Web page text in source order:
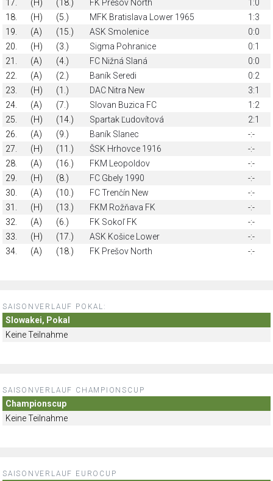
17.
(H) (18.) FK Prešov North
1:0
18.
(H) (5.) MFK Bratislava Lower 1965
1:3
19.
(A) (15.) ASK Smolenice
0:0
20.
(H) (3.) Sigma Pohranice
0:1
21.
(A) (4.) FC Nižná Slaná
0:0
22.
(A) (2.) Baník Seredi
0:2
23.
(H) (1.) DAC Nitra New
3:1
24.
(A) (7.) Slovan Buzica FC
1:2
25.
(H) (14.) Spartak Ľudovítová
2:1
26.
(A) (9.) Baník Slanec
-:-
27.
(H) (11.) ŠSK Hrhovce 1916
-:-
28.
(A) (16.) FKM Leopoldov
-:-
29.
(H) (8.) FC Gbely 1990
-:-
30.
(A) (10.) FC Trenčín New
-:-
31.
(H) (13.) FKM Rožňava FK
-:-
32.
(A) (6.) FK Sokoľ FK
-:-
33.
(H) (17.) ASK Košice Lower
-:-
34.
(A) (18.) FK Prešov North -:-
SAISONVERLAUF POKAL:
Slowakei, Pokal
Keine Teilnahme
SAISONVERLAUF CHAMPIONSCUP
Championscup
Keine Teilnahme
SAISONVERLAUF EUROCUP